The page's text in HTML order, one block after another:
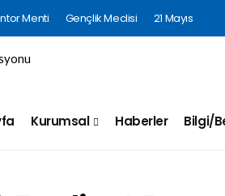
Menti Gençlik Meclisi 21 Mayıs
Kurumsal Haberler Bilgi/